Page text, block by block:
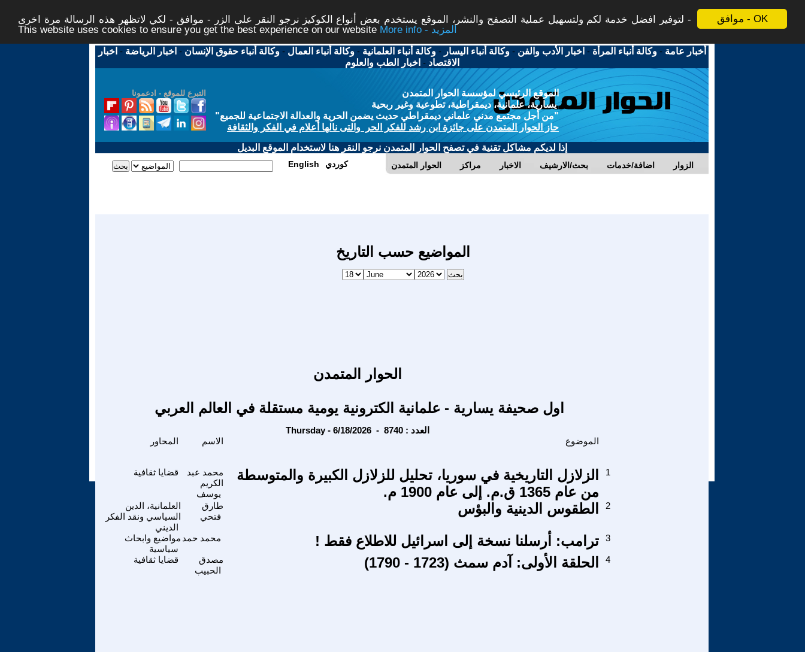
موافق - OK
لتوفير افضل خدمة لكم ولتسهيل عملية التصفح والنشر، الموقع يستخدم بعض أنواع الكوكيز نرجو النقر على الزر - موافق - لكي لاتظهر هذه الرسالة مرة اخرى -
This website uses cookies to ensure you get the best experience on our website
More info - المزيد
أخبار عامة -وكالة أنباء المرأة - اخبار الأدب والفن -وكالة أنباء اليسار -وكالة أنباء العلمانية -وكالة أنباء العمال -وكالة أنباء حقوق الإنسان - اخبار الرياضة - اخبار
الاقتصاد - اخبار الطب والعلوم
التبرع للموقع - ادعمونا
الموقع الرئيسي لمؤسسة الحوار المتمدن
يسارية، علمانية، ديمقراطية، تطوعية وغير ربحية
"من أجل مجتمع مدني علماني ديمقراطي حديث يضمن الحرية والعدالة الاجتماعية للجميع"
حاز الحوار المتمدن على جائزة ابن رشد للفكر الحر والتى نالها أعلام في الفكر والثقافة
إذا لديكم مشاكل تقنية في تصفح الحوار المتمدن نرجو النقر هنا لاستخدام الموقع البديل
الحوار المتمدن مراكز الاخبار بحث/الارشيف اضافة/خدمات الزوار English كوردي
المواضيع حسب التاريخ
الحوار المتمدن
اول صحيفة يسارية - علمانية الكترونية يومية مستقلة في العالم العربي
Thursday - 6/18/2026 - العدد : 8740
الاسم الموضوع
قضايا ثقافية
محمد عبد
الكريم
يوسف
الزلازل التاريخية في سوريا، تحليل للزلازل الكبيرة والمتوسطة
من عام 1365 ق.م. إلى عام 1900 م.
1
العلمانية، الدين
السياسي ونقد الفكر
الديني
طارق
فتحي
الطقوس الدينية والبؤس 2
مواضيع وابحاث
سياسية
محمد حمد ترامب: أرسلنا نسخة إلى اسرائيل للاطلاع فقط ! 3
قضايا ثقافية
مصدق
الحبيب
الحلقة الأولى: آدم سمث (1723 - 1790) 4